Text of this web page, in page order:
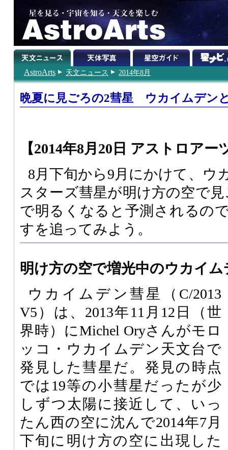
AstroArts 天文ニュース 2014年8月
晩夏に見ごろの2彗星 ウカイムデン
【2014年8月20日 アストロアー
8月下旬から9月にかけて、ウ
スターズ彗星が明け方の空で
で明るくなると予測されるの
すを追ってみよう。
明け方の空で増光中のウカイム
ウカイムデン彗星（C/2013
V5）は、2013年11月12日（世
界時）にMichel Oryさんがモロ
ッコ・ウカイムデン天文台で
発見した彗星だ。発見の時点
では19等の小彗星だったが少
しずつ太陽に接近して、いっ
たん西の空に沈んで2014年7月
下旬に明け方の空に出現した